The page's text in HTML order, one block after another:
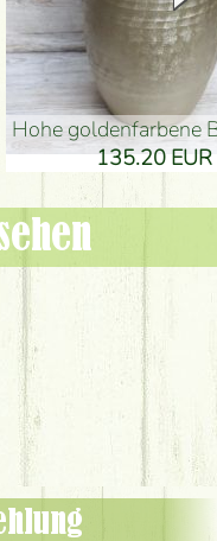
hohe goldenfarbene
135.20 EUR